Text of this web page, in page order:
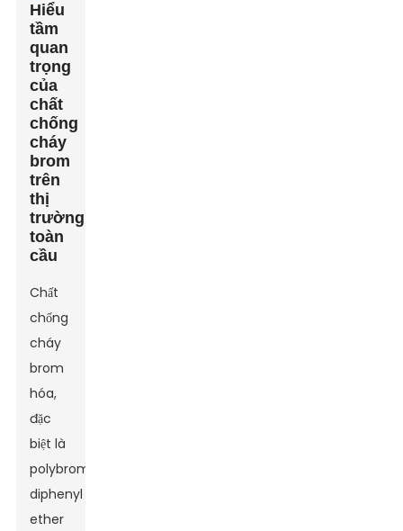
Hiểu
tầm
quan
trọng
của
chất
chống
cháy
brom
trên
thị
trường
toàn
cầu
Chất
chống
cháy
brom
hóa,
đặc
biệt là
polybrom
diphenyl
ether